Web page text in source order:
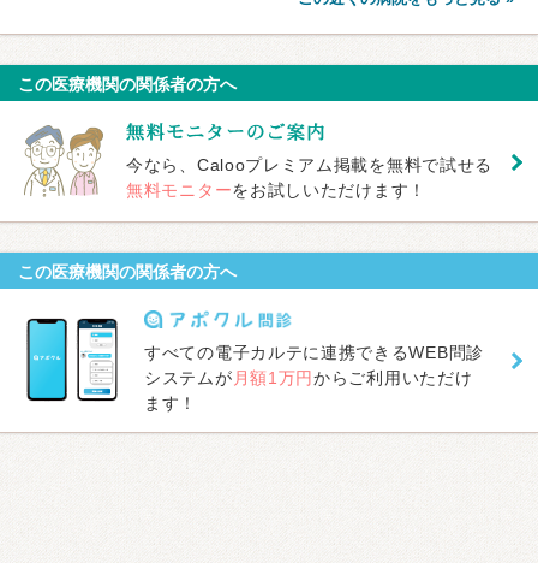
この医療機関の関係者の方へ
今なら、Calooプレミアム掲載を無料で試せる
無料モニターをお試しいただけます！
この医療機関の関係者の方へ
すべての電子カルテに連携できるWEB問診
システムが 月額1万円からご利用いただけ
ます！